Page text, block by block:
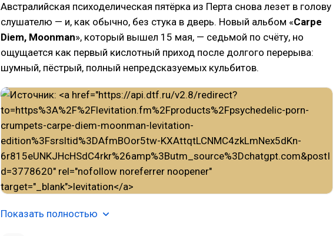
Австралийская психоделическая пятёрка из Перта снова лезет в голову
слушателю — и, как обычно, без стука в дверь. Новый альбом «Carpe
Diem, Moonman», который вышел 15 мая, — седьмой по счёту, но
ощущается как первый кислотный приход после долгого перерыва:
шумный, пёстрый, полный непредсказуемых кульбитов.
Показать полностью